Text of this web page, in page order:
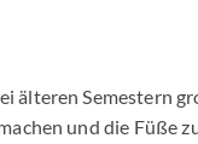
älteren Semestern
und die Füße